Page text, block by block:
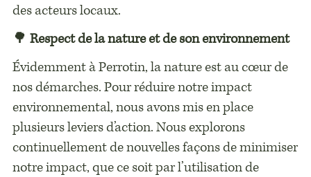
des acteurs locaux.
🌳 Respect de la nature et de son environnement
Évidemment à Perrotin, la nature est au cœur de
nos démarches. Pour réduire notre impact
environnemental, nous avons mis en place
plusieurs leviers d’action. Nous explorons
continuellement de nouvelles façons de minimiser
notre impact, que ce soit par l’utilisation de